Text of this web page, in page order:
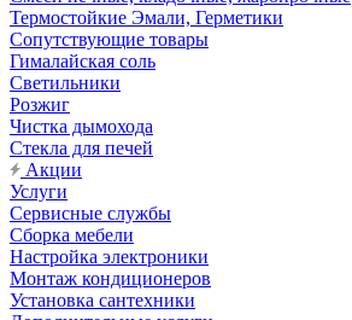
Термостойкие Эмали, Герметики
Сопутствующие товары
Гималайская соль
Светильники
Розжиг
Чистка дымохода
Стекла для печей
Акции
Услуги
Сервисные службы
Сборка мебели
Настройка электроники
Монтаж кондиционеров
Установка сантехники